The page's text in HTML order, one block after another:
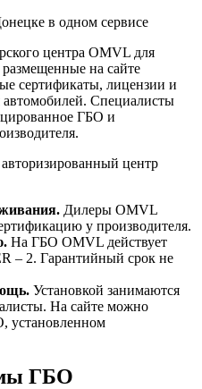
в одном сервисе
центра OMVL для
на сайте
сертификаты, лицензии и
автомобилей. Специалисты
ГБО и
центр
Дилеры OMVL
у производителя.
На ГБО OMVL действует
– 2. Гарантийный срок не
Установкой занимаются
На сайте можно
установленном
ГБО